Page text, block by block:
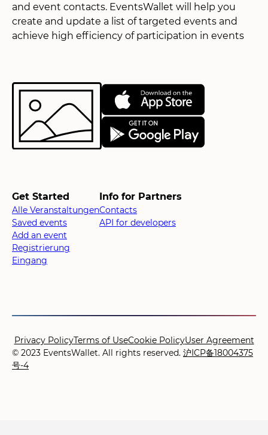
and event contacts. EventsWallet will help you
create and update a list of targeted events and
achieve high efficiency of participation in events
Get Started
Alle Veranstaltungen
Saved events
Add an event
Registrierung
Eingang
Info for Partners
Contacts
API for developers
© 2023 EventsWallet. All rights reserved. 沪ICP备18004375
号-4
Privacy PolicyTerms of UseCookie PolicyUser Agreement